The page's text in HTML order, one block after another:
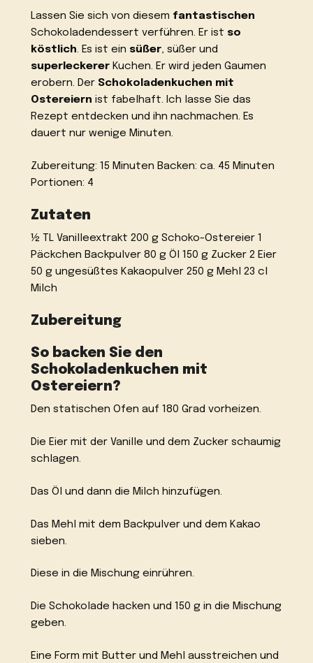
Lassen Sie sich von diesem fantastischen
Schokoladendessert verführen. Er ist so
köstlich. Es ist ein süßer, süßer und
superleckerer Kuchen. Er wird jeden Gaumen
erobern. Der Schokoladenkuchen mit
Ostereiern ist fabelhaft. Ich lasse Sie das
Rezept entdecken und ihn nachmachen. Es
dauert nur wenige Minuten.
Zubereitung: 15 Minuten Backen: ca. 45 Minuten
Portionen: 4
Zutaten
½ TL Vanilleextrakt 200 g Schoko-Ostereier 1
Päckchen Backpulver 80 g Öl 150 g Zucker 2 Eier
50 g ungesüßtes Kakaopulver 250 g Mehl 23 cl
Milch
Zubereitung
So backen Sie den
Schokoladenkuchen mit
Ostereiern?
Den statischen Ofen auf 180 Grad vorheizen.
Die Eier mit der Vanille und dem Zucker schaumig
schlagen.
Das Öl und dann die Milch hinzufügen.
Das Mehl mit dem Backpulver und dem Kakao
sieben.
Diese in die Mischung einrühren.
Die Schokolade hacken und 150 g in die Mischung
geben.
Eine Form mit Butter und Mehl ausstreichen und